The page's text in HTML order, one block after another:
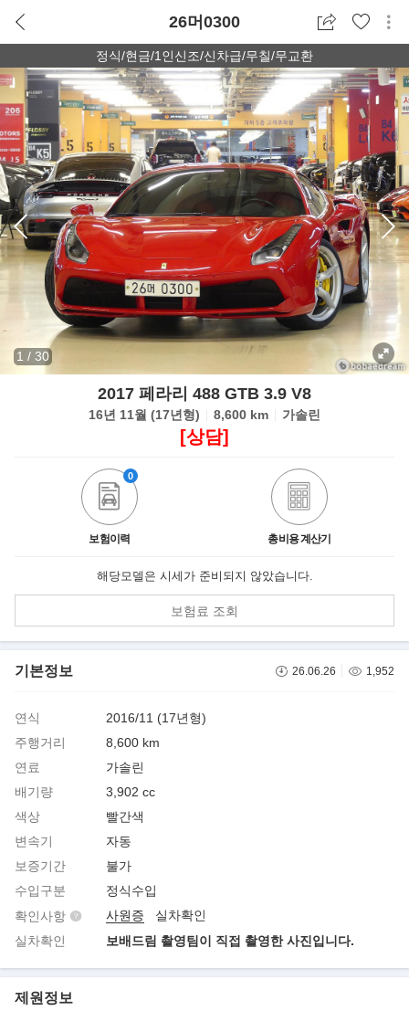
26머0300
정식/현금/1인신조/신차급/무칠/무교환
1 / 30
2017 페라리 488 GTB 3.9 V8
16년 11월 (17년형) 8,600 km 가솔린
[상담]
보험이력
0
총비용 계산기
해당모델은 시세가 준비되지 않았습니다.
보험료 조회
기본정보 26.06.26 1,952
연식
2016/11 (17년형)
주행거리
8,600 km
연료
가솔린
배기량
3,902 cc
색상
빨간색
변속기
자동
보증기간
불가
수입구분
정식수입
확인사항
사원증
실차확인
실차확인
보배드림 촬영팀이 직접 촬영한 사진입니다.
제원정보